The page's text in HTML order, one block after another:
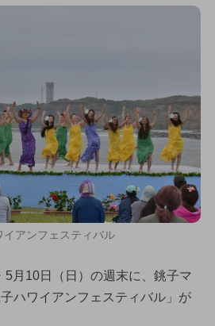
イアンフェスティバル
5月10日（日）の週末に、銚子マ
ハワイアンフェスティバル」が